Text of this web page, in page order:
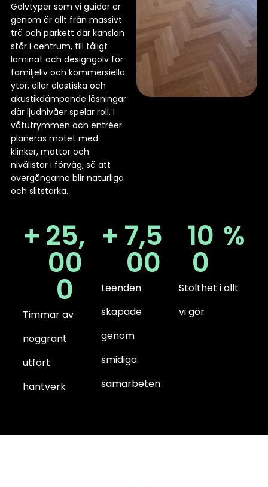
Golvtyper som vi guidar er
genom är allt från massivt
trä och parkett där känslan
står i centrum, till tåligt
laminat och designgolv för
familjeliv och kommersiella
ytor, eller elastiska och
akustikdämpande lösningar
där ljudnivåer spelar roll. I
våtutrymmen och entréer
planeras mötet med
klinker, mattor och
nivålistor i förväg, så att
övergångarna blir naturliga
och slitstarka.
Timmar av
noggrant
utfört
hantverk
+ 25,
00
0
Leenden
skapade
genom
smidiga
samarbeten
+ 7,5
00
Stolthet i allt
vi gör
10
0
%